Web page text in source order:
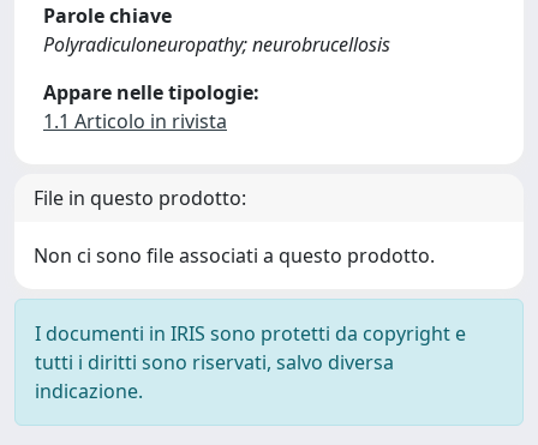
Parole chiave
Polyradiculoneuropathy; neurobrucellosis
Appare nelle tipologie:
1.1 Articolo in rivista
File in questo prodotto:
Non ci sono file associati a questo prodotto.
I documenti in IRIS sono protetti da copyright e
tutti i diritti sono riservati, salvo diversa
indicazione.